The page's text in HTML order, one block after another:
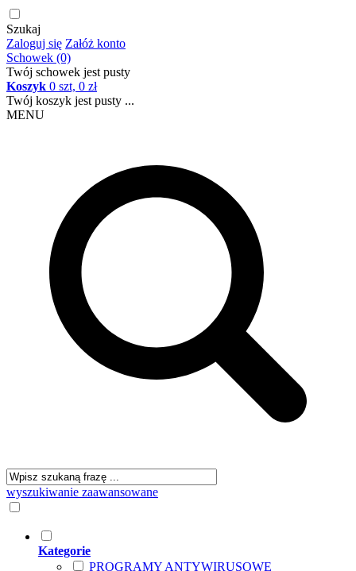
Szukaj
Zaloguj się Załóż konto
Schowek (0)
Twój schowek jest pusty
Koszyk 0 szt, 0 zł
Twój koszyk jest pusty ...
MENU
wyszukiwanie zaawansowane
Kategorie
PROGRAMY ANTYWIRUSOWE